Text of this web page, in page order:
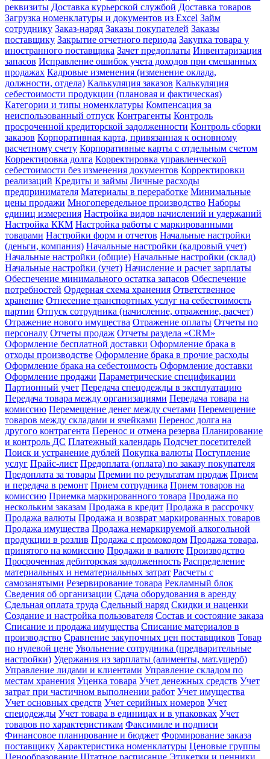
реквизиты Доставка курьерской службой Доставка товаров
Загрузка номенклатуры и документов из Excel Займ
сотруднику Заказ-наряд Заказы покупателей Заказы
поставщику Закрытие отчетного периода Закупка товара у
иностранного поставщика Зачет предоплаты Инвентаризация
запасов Исправление ошибок учета доходов при смешанных
продажах Кадровые изменения (изменение оклада,
должности, отдела) Калькуляция заказов Калькуляция
себестоимости продукции (плановая и фактическая)
Категории и типы номенклатуры Компенсация за
неиспользованный отпуск Контрагенты Контроль
просроченной кредиторской задолженности Контроль сборки
заказов Корпоративная карта, привязанная к основному
расчетному счету Корпоративные карты с отдельным счетом
Корректировка долга Корректировка управленческой
себестоимости без изменения документов Корректировки
реализаций Кредиты и займы Личные расходы
предпринимателя Материалы в переработке Минимальные
цены продажи Многопередельное производство Наборы
единиц измерения Настройка видов начислений и удержаний
Настройка ККМ Настройка работы с маркированными
товарами Настройки форм и отчетов Начальные настройки
(деньги, компания) Начальные настройки (кадровый учет)
Начальные настройки (общие) Начальные настройки (склад)
Начальные настройки (учет) Начисление и расчет зарплаты
Обеспечение минимального остатка запасов Обеспечение
потребностей Ордерная схема хранения Ответственное
хранение Отнесение транспортных услуг на себестоимость
партии Отпуск сотрудника (начисление, отражение, расчет)
Отражение нового имущества Отражение оплаты Отчеты по
персоналу Отчеты продаж Отчеты раздела «CRM»
Оформление бесплатной доставки Оформление брака в
отходы производстве Оформление брака в прочие расходы
Оформление брака на себестоимость Оформление доставки
Оформление продажи Параметрические спецификации
Партионный учет Передача спецодежды в эксплуатацию
Передача товара между организациями Передача товара на
комиссию Перемещение денег между счетами Перемещение
товаров между складами и ячейками Перенос долга на
другого контрагента Перенос и отмена резерва Планирование
и контроль ДС Платежный календарь Подсчет посетителей
Поиск и устранение дублей Покупка валюты Поступление
услуг Прайс-лист Предоплата (оплата) по заказу покупателя
Предоплата за товары Премии по результатам продаж Прием
и передача в ремонт Прием сотрудника Прием товаров на
комиссию Приемка маркированного товара Продажа по
нескольким заказам Продажа в кредит Продажа в рассрочку
Продажа валюты Продажа и возврат маркированных товаров
Продажа имущества Продажа немаркируемой алкогольной
продукции в розлив Продажа с промокодом Продажа товара,
принятого на комиссию Продажи в валюте Производство
Просроченная дебиторская задолженность Распределение
материальных и нематериальных затрат Расчеты с
самозанятыми Резервирование товара Рекламный блок
Сведения об организации Сдача оборудования в аренду
Сдельная оплата труда Сдельный наряд Скидки и наценки
Создание и настройка пользователя Состав и состояние заказа
Списание и продажа имущества Списание материалов в
производство Сравнение закупочных цен поставщиков Товар
по нулевой цене Увольнение сотрудника (предварительные
настройки) Удержания из зарплаты (алименты, мат.ущерб)
Управление лидами и клиентами Управление складом по
местам хранения Уценка товара Учет денежных средств Учет
затрат при частичном выполнении работ Учет имущества
Учет основных средств Учет серийных номеров Учет
спецодежды Учет товара в единицах и в упаковках Учет
товаров по характеристикам Факсимиле и подписи
Финансовое планирование и бюджет Формирование заказа
поставщику Характеристика номенклатуры Ценовые группы
Ценообразование Штатное расписание Этикетки и ценники